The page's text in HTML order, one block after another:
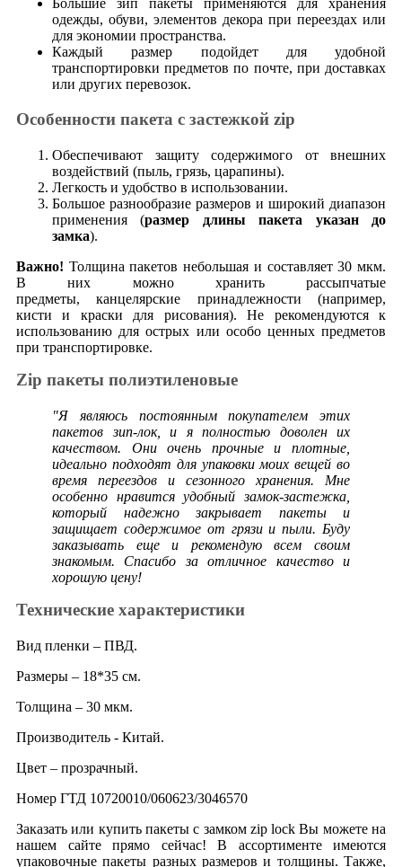
Большие зип пакеты применяются для хранения
одежды, обуви, элементов декора при переездах или
для экономии пространства.
Каждый размер подойдет для удобной
транспортировки предметов по почте, при доставках
или других перевозок.
Особенности пакета с застежкой zip
Обеспечивают защиту содержимого от внешних
воздействий (пыль, грязь, царапины).
Легкость и удобство в использовании.
Большое разнообразие размеров и широкий диапазон
применения (размер длины пакета указан до
замка).
Важно! Толщина пакетов небольшая и составляет 30 мкм.
В них можно хранить рассыпчатые
предметы, канцелярские принадлежности (например,
кисти и краски для рисования). Не рекомендуются к
использованию для острых или особо ценных предметов
при транспортировке.
Zip пакеты полиэтиленовые
"Я являюсь постоянным покупателем этих
пакетов зип-лок, и я полностью доволен их
качеством. Они очень прочные и плотные,
идеально подходят для упаковки моих вещей во
время переездов и сезонного хранения. Мне
особенно нравится удобный замок-застежка,
который надежно закрывает пакеты и
защищает содержимое от грязи и пыли. Буду
заказывать еще и рекомендую всем своим
знакомым. Спасибо за отличное качество и
хорошую цену!
Технические характеристики
Вид пленки – ПВД.
Размеры – 18*35 см.
Толщина – 30 мкм.
Производитель - Китай.
Цвет – прозрачный.
Номер ГТД 10720010/060623/3046570
Заказать или купить пакеты с замком zip lock Вы можете на
нашем сайте прямо сейчас! В ассортименте имеются
упаковочные пакеты разных размеров и толщины. Также,